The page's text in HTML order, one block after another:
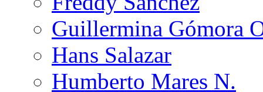
Guillermina Gómora
Hans Salazar
Humberto Mares N.